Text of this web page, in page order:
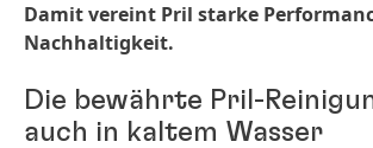
Damit vereint Pril starke
Nachhaltigkeit.
Die bewährte Pril-
auch in kaltem Wasser